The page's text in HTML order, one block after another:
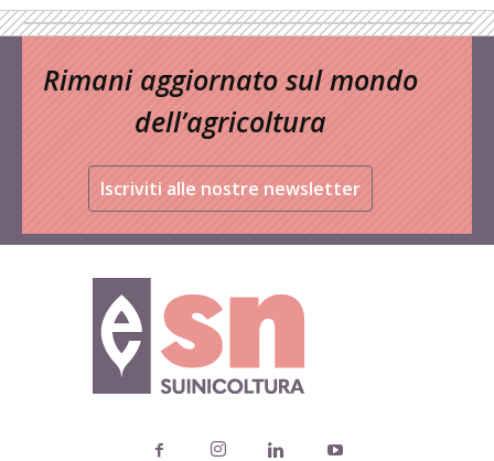
Rimani aggiornato sul mondo
dell’agricoltura
Iscriviti alle nostre newsletter